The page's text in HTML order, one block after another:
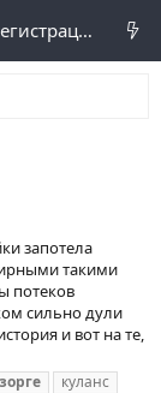
Регистрация
запотела
такими
потеков
сильно дули
и вот на те,
зорге
куланс